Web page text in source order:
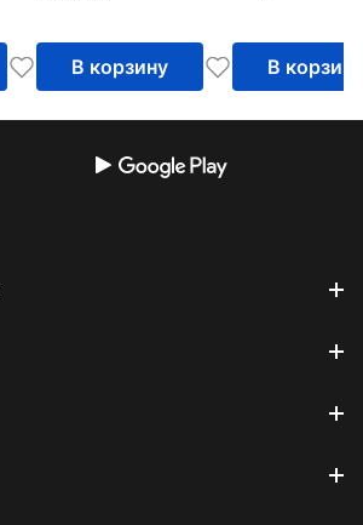
В корзину В корзину